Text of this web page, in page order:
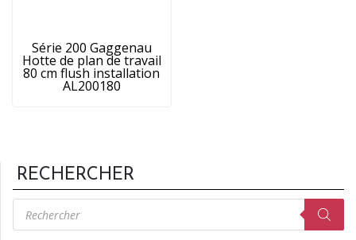
Série 200 Gaggenau
Hotte de plan de travail
80 cm flush installation
AL200180
RECHERCHER
Recherche
de
produits